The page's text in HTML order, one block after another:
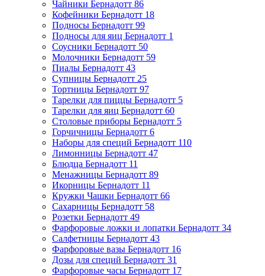
Чайники Бернадотт 86
Кофейники Бернадотт 18
Подносы Бернадотт 99
Подносы для яиц Бернадотт 1
Соусники Бернадотт 50
Молочники Бернадотт 59
Пиалы Бернадотт 43
Супницы Бернадотт 25
Тортницы Бернадотт 97
Тарелки для пиццы Бернадотт 5
Тарелки для яиц Бернадотт 60
Столовые приборы Бернадотт 5
Горчичницы Бернадотт 6
Наборы для специй Бернадотт 110
Лимонницы Бернадотт 47
Блюдца Бернадотт 11
Менажницы Бернадотт 89
Икорницы Бернадотт 11
Кружки Чашки Бернадотт 66
Сахарницы Бернадотт 58
Розетки Бернадотт 49
Фарфоровые ложки и лопатки Бернадотт 34
Салфетницы Бернадотт 43
Фарфоровые вазы Бернадотт 16
Дозы для специй Бернадотт 31
Фарфоровые часы Бернадотт 17